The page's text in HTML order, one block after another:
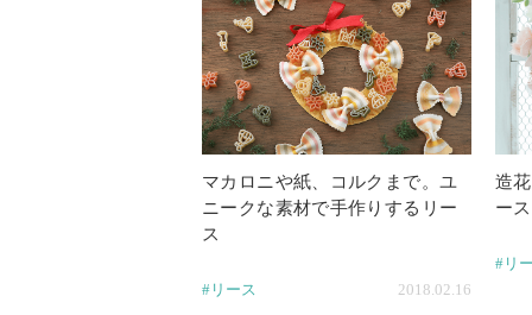
マカロニや紙、コルクまで。ユ
ニークな素材で手作りするリー
ス
#リース 2018.02.16
造
ー
#リ